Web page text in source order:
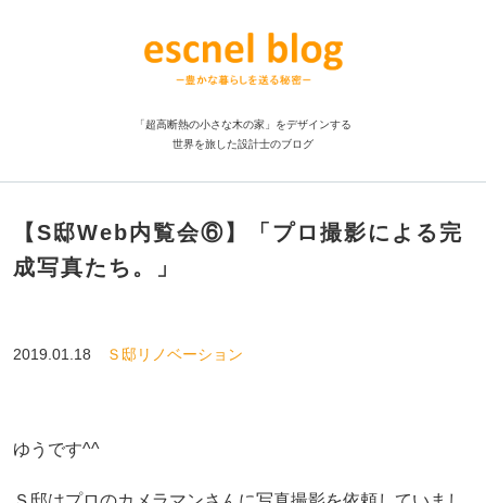
「超高断熱の小さな木の家」をデザインする
世界を旅した設計士のブログ
【S邸Web内覧会⑥】「プロ撮影による完
成写真たち。」
2019.01.18 Ｓ邸リノベーション
ゆうです^^